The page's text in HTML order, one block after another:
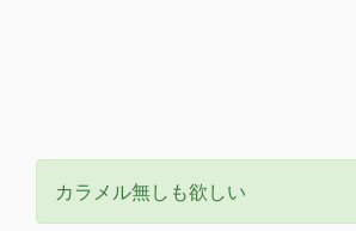
カラメル無しも欲しい